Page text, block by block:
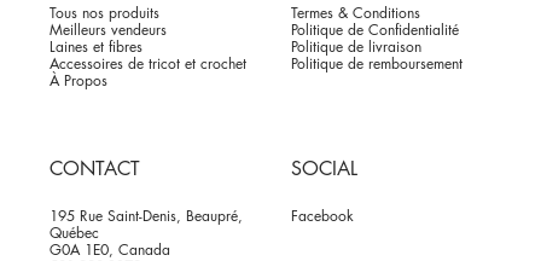
Tous nos produits
Meilleurs vendeurs
Laines et fibres
Accessoires de tricot et crochet
À Propos
Termes & Conditions
Politique de Confidentialité
Politique de livraison
Politique de remboursement
CONTACT
195 Rue Saint-Denis, Beaupré,
Québec
G0A 1E0, Canada
SOCIAL
Facebook